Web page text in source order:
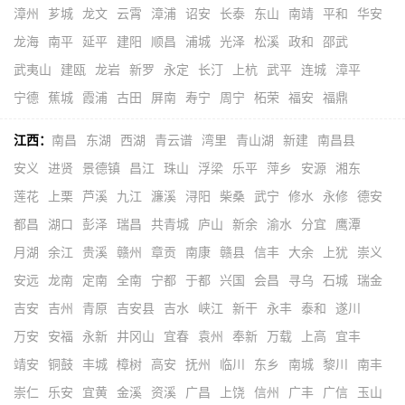
漳州
芗城 龙文 云霄 漳浦 诏安 长泰 东山 南靖 平和
华安
龙海
南平 延平 建阳 顺昌 浦城 光泽 松溪 政和
邵武
武夷山
建瓯 龙岩 新罗 永定 长汀 上杭 武平 连城
漳平
宁德
蕉城 霞浦 古田 屏南 寿宁 周宁 柘荣 福安 福鼎
江西： 南昌 东湖 西湖 青云谱 湾里 青山湖 新建
南昌县
安义
进贤 景德镇 昌江 珠山 浮梁 乐平 萍乡 安源
湘东
莲花
上栗 芦溪 九江 濂溪 浔阳 柴桑 武宁 修水 永修
德安
都昌
湖口 彭泽 瑞昌 共青城 庐山 新余 渝水 分宜
鹰潭
月湖
余江 贵溪 赣州 章贡 南康 赣县 信丰 大余 上犹
崇义
安远
龙南 定南 全南 宁都 于都 兴国 会昌 寻乌 石城
瑞金
吉安
吉州 青原 吉安县 吉水 峡江 新干 永丰 泰和
遂川
万安
安福 永新 井冈山 宜春 袁州 奉新 万载 上高
宜丰
靖安
铜鼓 丰城 樟树 高安 抚州 临川 东乡 南城 黎川
南丰
崇仁
乐安 宜黄 金溪 资溪 广昌 上饶 信州 广丰 广信
玉山